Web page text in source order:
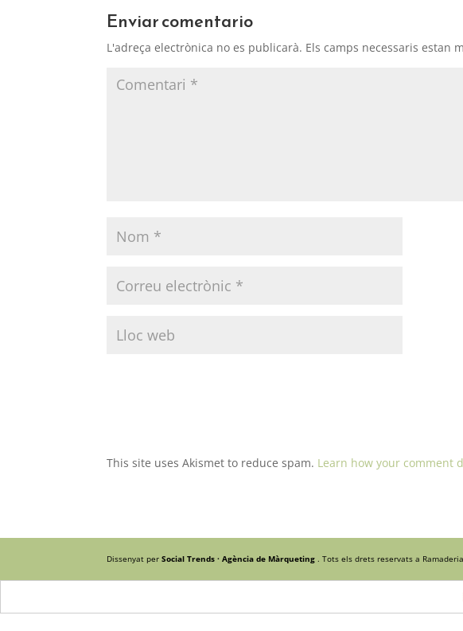
Enviar comentario
L'adreça electrònica no es publicarà. Els camps necessaris estan
This site uses Akismet to reduce spam. Learn how your comment
Dissenyat perSocial Trends · Agència de Màrqueting. Tots els drets reservats a